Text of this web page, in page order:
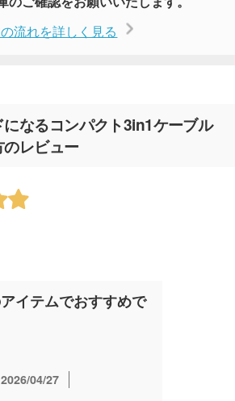
流れを詳しく見る
なるコンパクト3in1ケーブル
レビュー
イテムでおすすめで
2026/04/27